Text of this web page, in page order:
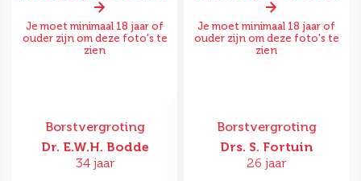
Je moet minimaal 18 jaar of
ouder zijn om deze foto's te
zien
Borstvergroting
Dr. E.W.H. Bodde
34 jaar
Je moet minimaal 18 jaar of
ouder zijn om deze foto's te
zien
Borstvergroting
Drs. S. Fortuin
26 jaar